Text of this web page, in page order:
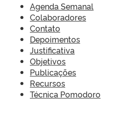
Agenda Semanal
Colaboradores
Contato
Depoimentos
Justificativa
Objetivos
Publicações
Recursos
Técnica Pomodoro